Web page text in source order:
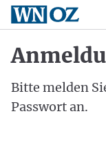
Bitte melden
Passwort an.